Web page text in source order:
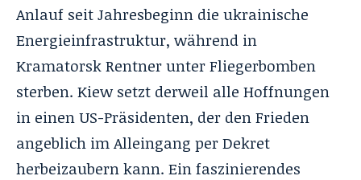
Anlauf seit Jahresbeginn die ukrainische
Energieinfrastruktur, während in
Kramatorsk Rentner unter Fliegerbomben
sterben. Kiew setzt derweil alle Hoffnungen
in einen US-Präsidenten, der den Frieden
angeblich im Alleingang per Dekret
herbeizaubern kann. Ein faszinierendes